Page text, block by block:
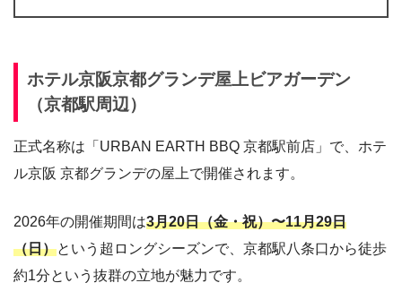
ホテル京阪京都グランデ屋上ビアガーデン
（京都駅周辺）
正式名称は「URBAN EARTH BBQ 京都駅前店」で、ホテ
ル京阪 京都グランデの屋上で開催されます。
2026年の開催期間は3月20日（金・祝）〜11月29日
（日）という超ロングシーズンで、京都駅八条口から徒歩
約1分という抜群の立地が魅力です。